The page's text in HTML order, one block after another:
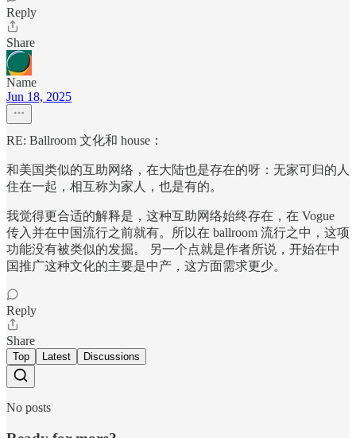
Reply
Share
Name
Jun 18, 2025
RE: Ballroom 文化和 house：
和美国类似的互助网络，在大陆也是存在的呀：无家可归的人
住在一起，相互称为家人，也是有的。
我觉得更合适的解释是，这种互助网络始终存在，在 Vogue
传入并在中国流行之前就有。所以在 ballroom 流行之中，这项
功能没有被类似的发掘。 另一个点就是作者所说，开始在中
国推广这种文化的主要是中产，这方面需求更少。
Reply
Share
Top Latest Discussions
No posts